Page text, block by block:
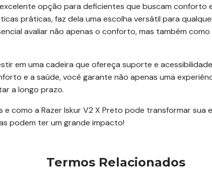
opção para deficientes que buscam conforto
práticas, faz dela uma escolha versátil para
avaliar não apenas o conforto, mas também
em uma cadeira que ofereça suporte e
e a saúde, você garante não apenas uma
a longo prazo.
como a Razer Iskur V2 X Preto pode transformar sua
podem ter um grande impacto!
Termos Relacionados